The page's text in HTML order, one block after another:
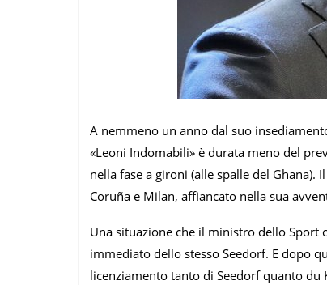
A nemmeno un anno dal suo
«Leoni Indomabili» è durata meno del
nella fase a gironi (alle spalle del
Coruña e Milan, affiancato nella sua
Una situazione che il ministro dello Sport
immediato dello stesso Seedorf. E dopo
licenziamento tanto di Seedorf quanto du